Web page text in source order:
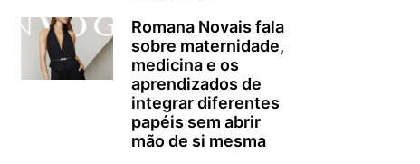
Romana Novais fala
sobre maternidade,
medicina e os
aprendizados de
integrar diferentes
papéis sem abrir
mão de si mesma